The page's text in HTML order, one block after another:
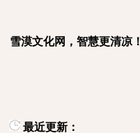
雪漠文化网，智慧更清凉！
最近更新：